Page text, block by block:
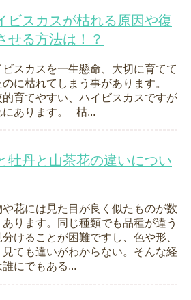
ビスカスが枯れる原因や復
せる方法は！？
ビスカスを一生懸命、大切に育てて
のに枯れてしまう事があります。
的育てやすい、ハイビスカスですが
にあります。 枯...
牡丹と山茶花の違いについ
や花には見た目が良く似たものが数
あります。同じ種類でも品種が違う
分けることが困難ですし、色や形、
見ても違いがわからない。そんな経
誰にでもある...